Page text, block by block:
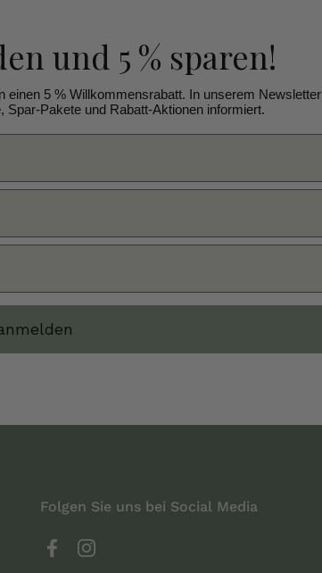
und 5 % sparen!
einen 5 % Willkommensrabatt. In unserem Newsletter
Pakete und Rabatt-Aktionen informiert.
Folgen Sie uns bei Social Media
FacebookInstagram